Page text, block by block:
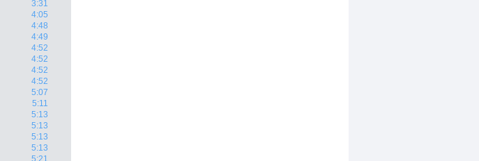
3:31
4:05
4:48
4:49
4:52
4:52
4:52
4:52
5:07
5:11
5:13
5:13
5:13
5:13
5:21